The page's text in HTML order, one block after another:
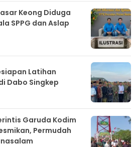
Keong Diduga
SPPG dan Aslap
Latihan
Dabo Singkep
Garuda Kodim
Permudah